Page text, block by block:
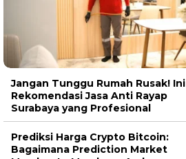
Jangan Tunggu Rumah Rusak! Ini
Rekomendasi Jasa Anti Rayap
Surabaya yang Profesional
Prediksi Harga Crypto Bitcoin:
Bagaimana Prediction Market